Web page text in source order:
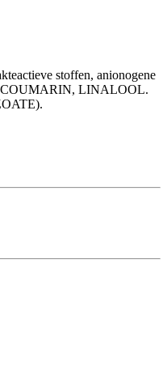
stoffen, anionogene
COUMARIN, LINALOOL.